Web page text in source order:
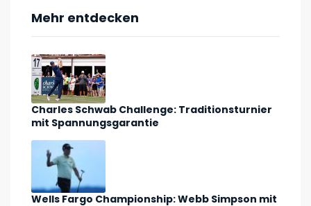
Mehr entdecken
Charles Schwab Challenge: Traditionsturnier
mit Spannungsgarantie
Wells Fargo Championship: Webb Simpson mit